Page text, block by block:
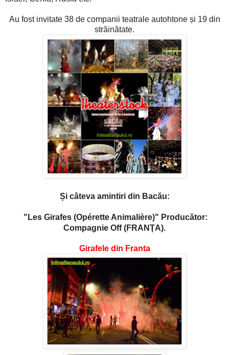
Au fost invitate 38 de companii teatrale autohtone și 19 din
străinătate.
Și câteva amintiri din Bacău:
"Les Girafes (Opérette Animalière)" Producător:
Compagnie Off (FRANŢA).
Girafele din Franta